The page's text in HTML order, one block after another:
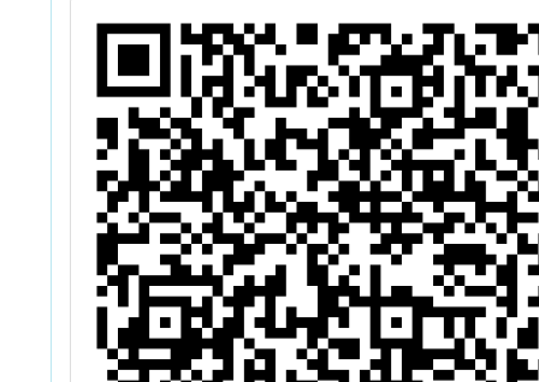
與實踐年度研討
會」徵稿實施計
畫